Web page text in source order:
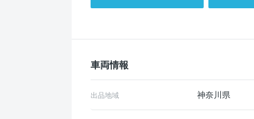
車両情報
出品地域 神奈川県